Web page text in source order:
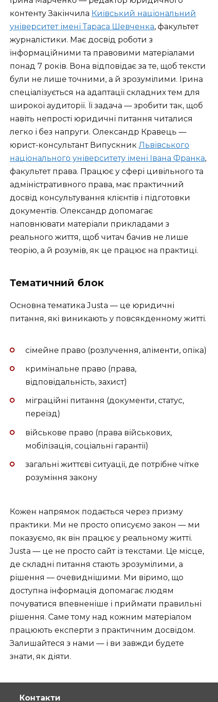
контенту Закінчила Київський національний
університет імені Тараса Шевченка, факультет
журналістики. Має досвід роботи з
інформаційними та правовими матеріалами
понад 7 років. Вона відповідає за те, щоб тексти
були не лише точними, а й зрозумілими. Ірина
спеціалізується на адаптації складних тем для
широкої аудиторії. Її задача — зробити так, щоб
навіть непрості юридичні питання читалися
легко і без напруги. Олександр Кравець —
юрист-консультант Випускник Львівського
національного університету імені Івана Франка,
факультет права. Працює у сфері цивільного та
адміністративного права, має практичний
досвід консультування клієнтів і підготовки
документів. Олександр допомагає
наповнювати матеріали прикладами з
реального життя, щоб читач бачив не лише
теорію, а й розумів, як це працює на практиці.
Тематичний блок
Основна тематика Justa — це юридичні
питання, які виникають у повсякденному житті.
сімейне право (розлучення, аліменти, опіка)
кримінальне право (права,
відповідальність, захист)
міграційні питання (документи, статус,
переїзд)
військове право (права військових,
мобілізація, соціальні гарантії)
загальні життєві ситуації, де потрібне чітке
розуміння закону
Кожен напрямок подається через призму
практики. Ми не просто описуємо закон — ми
показуємо, як він працює у реальному житті.
Justa — це не просто сайт із текстами. Це місце,
де складні питання стають зрозумілими, а
рішення — очевиднішими. Ми віримо, що
доступна інформація допомагає людям
почуватися впевненіше і приймати правильні
рішення. Саме тому над кожним матеріалом
працюють експерти з практичним досвідом.
Залишайтеся з нами — і ви завжди будете
знати, як діяти.
Контакти